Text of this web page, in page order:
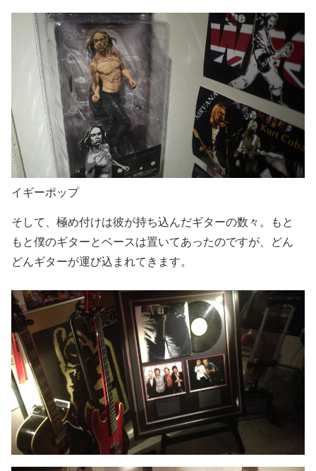
イギーポップ
そして、極め付けは彼が持ち込んだギターの数々。もと
もと僕のギターとベースは置いてあったのですが、どん
どんギターが運び込まれてきます。